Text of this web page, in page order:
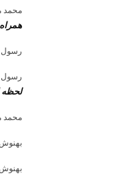
محمد
رسول
رسول
لحظه
محمد